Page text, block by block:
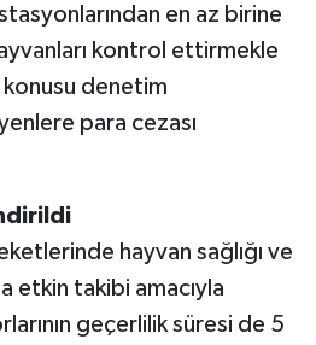
en az birine
kontrol ettirmekle
denetim
para cezası
hayvan sağlığı ve
etkin takibi amacıyla
geçerlilik süresi de 5